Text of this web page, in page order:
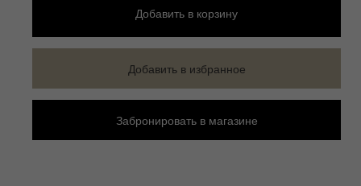
Добавить в корзину
Добавить в избранное
Забронировать в магазине